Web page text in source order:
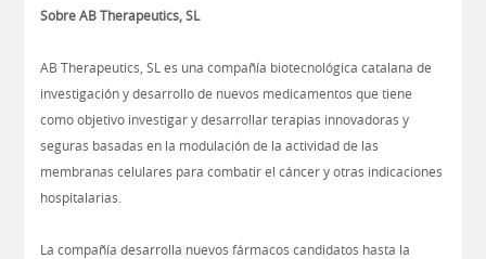
Sobre AB Therapeutics, SL
AB Therapeutics, SL es una compañía biotecnológica catalana de
investigación y desarrollo de nuevos medicamentos que tiene
como objetivo investigar y desarrollar terapias innovadoras y
seguras basadas en la modulación de la actividad de las
membranas celulares para combatir el cáncer y otras indicaciones
hospitalarias.
La compañía desarrolla nuevos fármacos candidatos hasta la